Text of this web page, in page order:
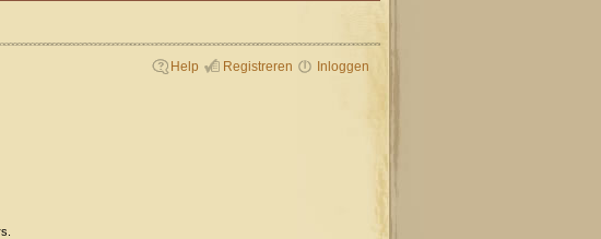
Help Registreren Inloggen